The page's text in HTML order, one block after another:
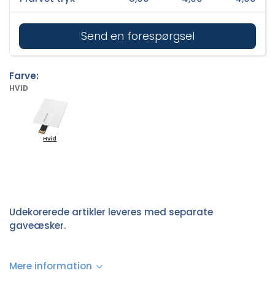
Send en forespørgsel
Farve:
HVID
Hvid
Udekorerede artikler leveres med separate
gaveæsker.
Mere information